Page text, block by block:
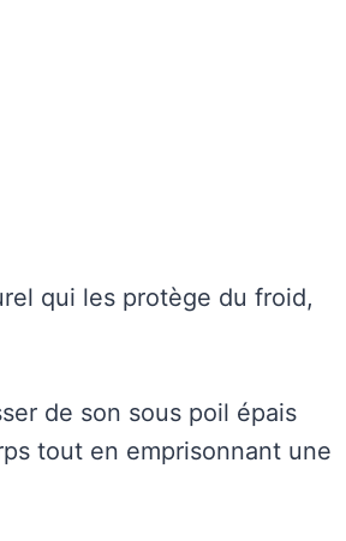
qui les protège du froid,
de son sous poil épais
tout en emprisonnant une